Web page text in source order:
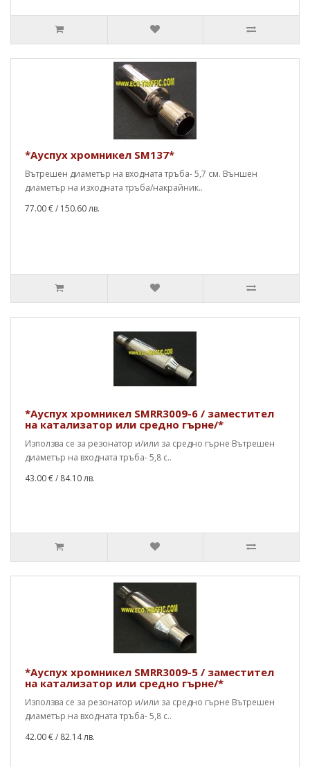
*Ауспух хромникел SM137*
Вътрешен диаметър на входната тръба- 5,7 см. Външен
диаметър на изходната тръба/накрайник..
77.00 €/ 150.60 лв.
*Ауспух хромникел SMRR3009-6 / заместител
на катализатор или средно гърне/*
Използва се за резонатор и/или за средно гърне Вътрешен
диаметър на входната тръба- 5,8 с..
43.00 €/ 84.10 лв.
*Ауспух хромникел SMRR3009-5 / заместител
на катализатор или средно гърне/*
Използва се за резонатор и/или за средно гърне Вътрешен
диаметър на входната тръба- 5,8 с..
42.00 €/ 82.14 лв.